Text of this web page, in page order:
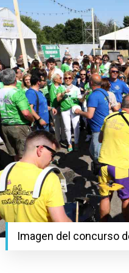
Imagen del concurso